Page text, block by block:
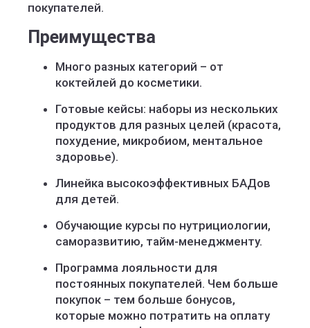
покупателей.
Преимущества
Много разных категорий – от
коктейлей до косметики.
Готовые кейсы: наборы из нескольких
продуктов для разных целей (красота,
похудение, микробиом, ментальное
здоровье).
Линейка высокоэффективных БАДов
для детей.
Обучающие курсы по нутрициологии,
саморазвитию, тайм-менеджменту.
Программа лояльности для
постоянных покупателей. Чем больше
покупок – тем больше бонусов,
которые можно потратить на оплату